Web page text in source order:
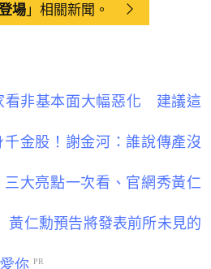
場」相關新聞。
看非基本面大幅惡化 建議這
金股！謝金河：誰說傳產沒
大亮點一次看、官網秀黃仁
仁勳預告將發表前所未見的